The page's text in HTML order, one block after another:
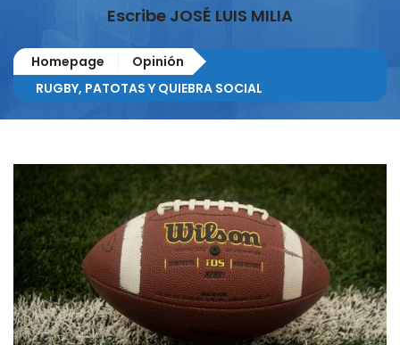
Escribe JOSÉ LUIS MILIA
Homepage
Opinión
RUGBY, PATOTAS Y QUIEBRA SOCIAL